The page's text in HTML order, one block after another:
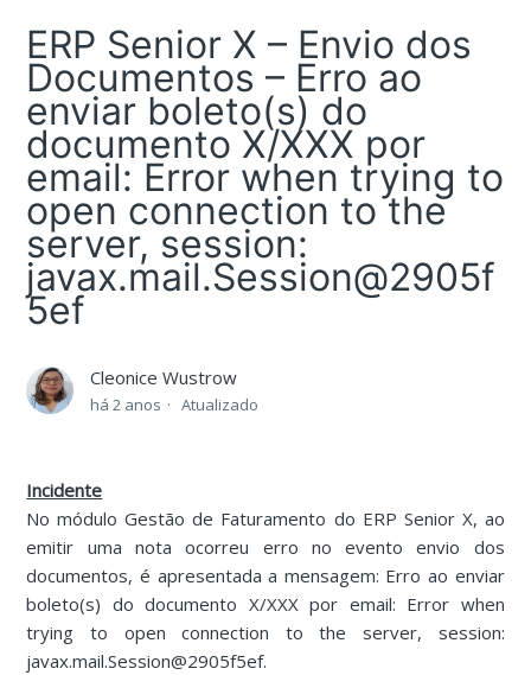
ERP Senior X – Envio dos
Documentos – Erro ao
enviar boleto(s) do
documento X/XXX por
email: Error when trying to
open connection to the
server, session:
javax.mail.Session@2905f
5ef
Cleonice Wustrow
há 2 anos Atualizado
Incidente
No módulo Gestão de Faturamento do ERP Senior X, ao
emitir uma nota ocorreu erro no evento envio dos
documentos, é apresentada a mensagem: Erro ao enviar
boleto(s) do documento X/XXX por email: Error when
trying to open connection to the server, session:
javax.mail.Session@2905f5ef.